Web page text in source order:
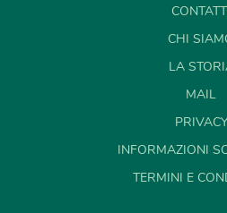
CHI
LA
MAIL
PRIVACY
INFORMAZIONI
TERMINI E